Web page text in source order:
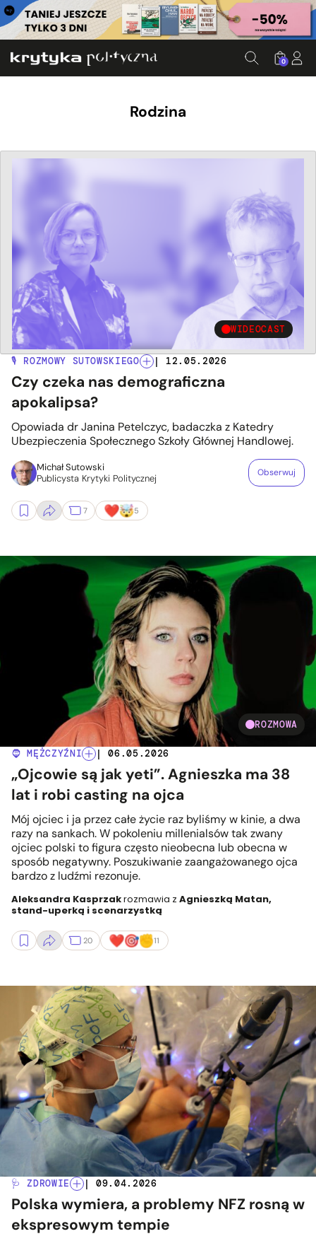
0
Rodzina
WIDEOCAST
🎙️ ROZMOWY SUTOWSKIEGO | 12.05.2026
Czy czeka nas demograficzna
apokalipsa?
Opowiada dr Janina Petelczyc, badaczka z Katedry
Ubezpieczenia Społecznego Szkoły Głównej Handlowej.
Michał Sutowski
Publicysta Krytyki Politycznej
Obserwuj
7 5
ROZMOWA
🧔 MĘŻCZYŹNI | 06.05.2026
„Ojcowie są jak yeti”. Agnieszka ma 38
lat i robi casting na ojca
Mój ojciec i ja przez całe życie raz byliśmy w kinie, a dwa
razy na sankach. W pokoleniu millenialsów tak zwany
ojciec polski to figura często nieobecna lub obecna w
sposób negatywny. Poszukiwanie zaangażowanego ojca
bardzo z ludźmi rezonuje.
Aleksandra Kasprzakrozmawia z Agnieszką Matan,
stand-uperką i scenarzystką
20 11
🩺 ZDROWIE | 09.04.2026
Polska wymiera, a problemy NFZ rosną w
ekspresowym tempie